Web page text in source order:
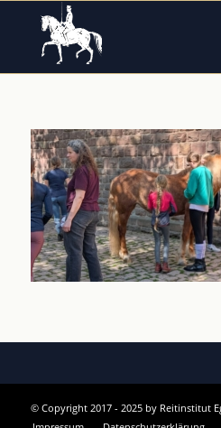
© Copyright 2017 - 2025 by Reitinstitut